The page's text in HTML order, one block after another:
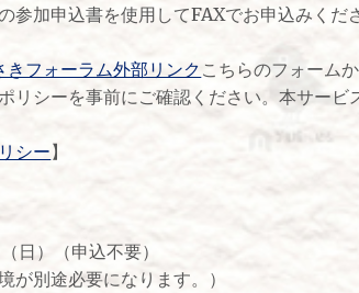
参加申込書を使用してFAXでお申込みくだ
フォーラム外部リンク こちらのフォーム
リシーを事前にご確認ください。本サー
シー】
日）（申込不要）
が別途必要になります。）